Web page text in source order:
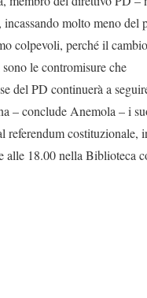
molto meno del
colpevoli, perché il
le contromisure che
del PD continuerà a
– conclude Anemola – i
referendum costituzionale,
alle 18.00 nella Biblioteca